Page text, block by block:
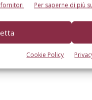
fornitori Per saperne di più
Cookie Policy
i 10 milioni di
climatici estremi. Ma le